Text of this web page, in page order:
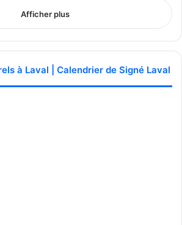
Afficher plus
à Laval | Calendrier de Signé Laval